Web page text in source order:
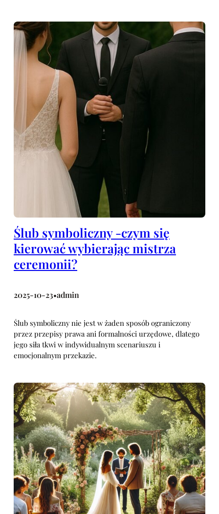
Ślub symboliczny -czym się
kierować wybierając mistrza
ceremonii?
2025-10-23•admin
Ślub symboliczny nie jest w żaden sposób ograniczony
przez przepisy prawa ani formalności urzędowe, dlatego
jego siła tkwi w indywidualnym scenariuszu i
emocjonalnym przekazie.